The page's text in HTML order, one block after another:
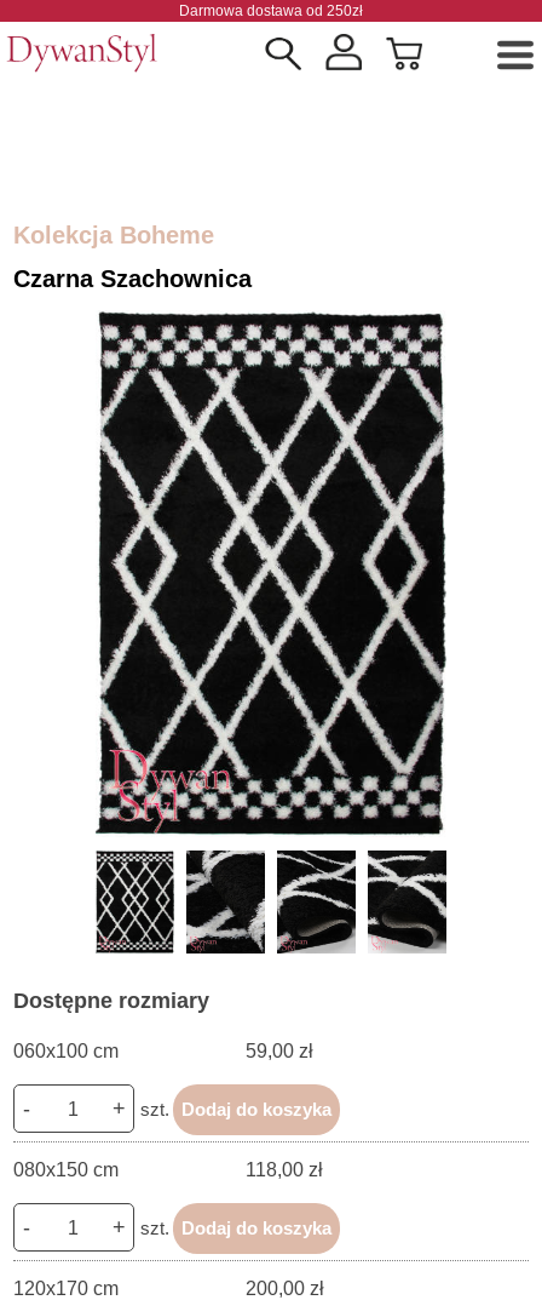
Darmowa dostawa od 250zł
Kolekcja Boheme
Czarna Szachownica
Dostępne rozmiary
060x100 cm 59,00 zł
- + szt. Dodaj do koszyka
080x150 cm 118,00 zł
- + szt. Dodaj do koszyka
120x170 cm 200,00 zł